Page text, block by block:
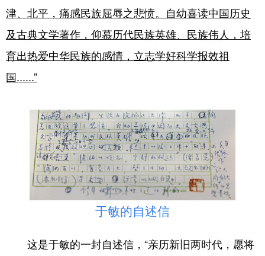
津、北平，痛感民族屈辱之悲愤。自幼喜读中国历史
及古典文学著作，仰慕历代民族英雄、民族伟人，培
育出热爱中华民族的感情，立志学好科学报效祖
国......”
于敏的自述信
这是于敏的一封自述信，“亲历新旧两时代，愿将